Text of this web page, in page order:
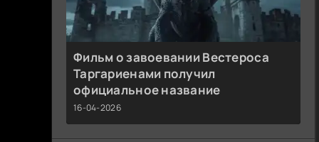
Фильм о завоевании Вестероса
Таргариенами получил
официальное название
16-04-2026